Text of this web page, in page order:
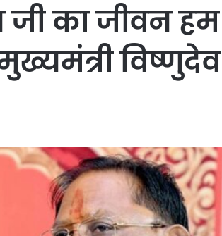
जी का जीवन हम
विष्णुदेव